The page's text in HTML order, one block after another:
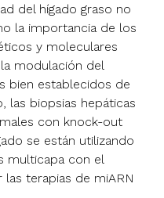
del hígado graso no
la importancia de los
y moleculares
modulación del
bien establecidos de
las biopsias hepáticas
con knock-out
se están utilizando
multicapa con el
terapias de miARN